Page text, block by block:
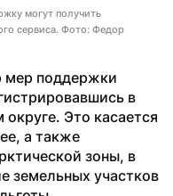
могут получить
сервиса. Фото: Федор
мер поддержки
в
Это касается
а также
зоны, в
земельных участков